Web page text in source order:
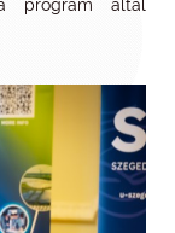
program által